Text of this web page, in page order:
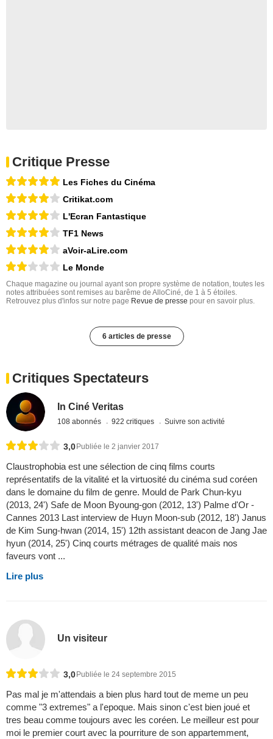
Critique Presse
Les Fiches du Cinéma
Critikat.com
L'Ecran Fantastique
TF1 News
aVoir-aLire.com
Le Monde
Chaque magazine ou journal ayant son propre système de notation, toutes les
notes attribuées sont remises au barême de AlloCiné, de 1 à 5 étoiles.
Retrouvez plus d'infos sur notre page Revue de presse pour en savoir plus.
6 articles de presse
Critiques Spectateurs
In Ciné Veritas
108 abonnés 922 critiques Suivre son activité
3,0 Publiée le 2 janvier 2017
Claustrophobia est une sélection de cinq films courts
représentatifs de la vitalité et la virtuosité du cinéma sud coréen
dans le domaine du film de genre. Mould de Park Chun-kyu
(2013, 24') Safe de Moon Byoung-gon (2012, 13') Palme d'Or -
Cannes 2013 Last interview de Huyn Moon-sub (2012, 18') Janus
de Kim Sung-hwan (2014, 15') 12th assistant deacon de Jang Jae
hyun (2014, 25') Cinq courts métrages de qualité mais nos
faveurs vont ...
Lire plus
Un visiteur
3,0Publiée le 24 septembre 2015
Pas mal je m'attendais a bien plus hard tout de meme un peu
comme "3 extremes" a l'epoque. Mais sinon c'est bien joué et
tres beau comme toujours avec les coréen. Le meilleur est pour
moi le premier court avec la pourriture de son appartemment,